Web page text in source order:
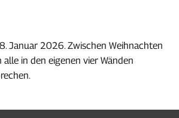
Januar 2026. Zwischen Weihnachten
in den eigenen vier Wänden